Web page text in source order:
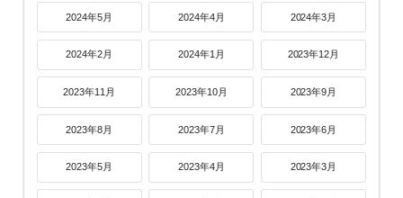
2024年5月 2024年4月 2024年3月
2024年2月 2024年1月 2023年12月
2023年11月 2023年10月 2023年9月
2023年8月 2023年7月 2023年6月
2023年5月 2023年4月 2023年3月